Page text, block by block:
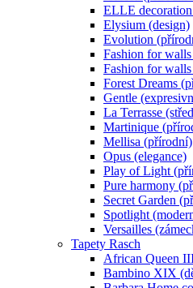
ELLE
Elysium (design)
Evolution
Fashion for
Fashion for
Forest Dreams
Gentle
La Terrasse
Martinique
Mellisa (přírodní)
Opus (elegance)
Play of Light
Pure harmony
Secret Garden
Spotlight
Versailles
Tapety Rasch
African Queen
Bambino XIX